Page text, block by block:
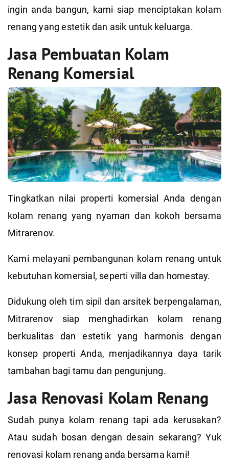
ingin anda bangun, kami siap menciptakan kolam
renang yang estetik dan asik untuk keluarga.
Jasa Pembuatan Kolam
Renang Komersial
Tingkatkan nilai properti komersial Anda dengan
kolam renang yang nyaman dan kokoh bersama
Mitrarenov.
Kami melayani pembangunan kolam renang untuk
kebutuhan komersial, seperti villa dan homestay.
Didukung oleh tim sipil dan arsitek berpengalaman,
Mitrarenov siap menghadirkan kolam renang
berkualitas dan estetik yang harmonis dengan
konsep properti Anda, menjadikannya daya tarik
tambahan bagi tamu dan pengunjung.
Jasa Renovasi Kolam Renang
Sudah punya kolam renang tapi ada kerusakan?
Atau sudah bosan dengan desain sekarang? Yuk
renovasi kolam renang anda bersama kami!